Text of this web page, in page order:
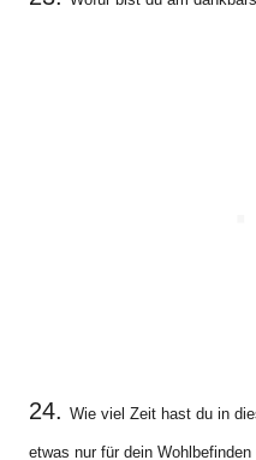
24. Wie viel Zeit hast du in
etwas nur für dein